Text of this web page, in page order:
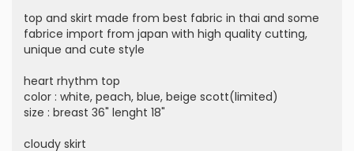
top and skirt made from best fabric in thai and some
fabrice import from japan with high quality cutting,
unique and cute style
heart rhythm top
color : white, peach, blue, beige scott(limited)
size : breast 36" lenght 18"
cloudy skirt